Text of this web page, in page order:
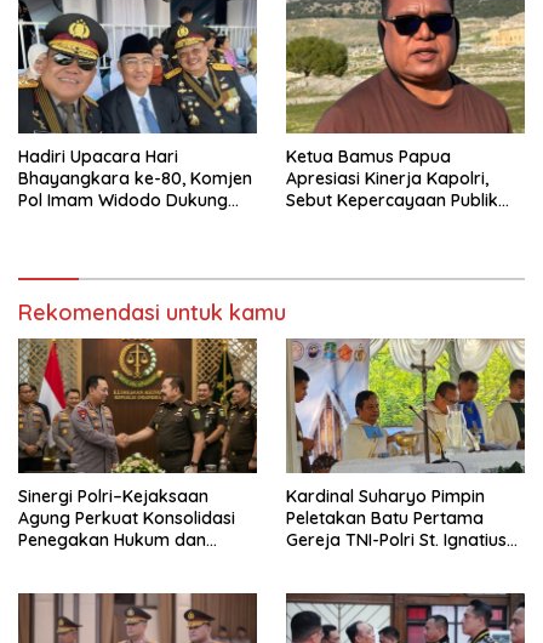
Hadiri Upacara Hari
Bhayangkara ke-80, Komjen
Pol Imam Widodo Dukung
Ketua Bamus Papua
Apresiasi Kinerja Kapolri,
Sebut Kepercayaan Publik
Rekomendasi untuk kamu
Sinergi Polri–Kejaksaan
Agung Perkuat Konsolidasi
Penegakan Hukum dan
Kardinal Suharyo Pimpin
Peletakan Batu Pertama
Gereja TNI-Polri St. Ignatius